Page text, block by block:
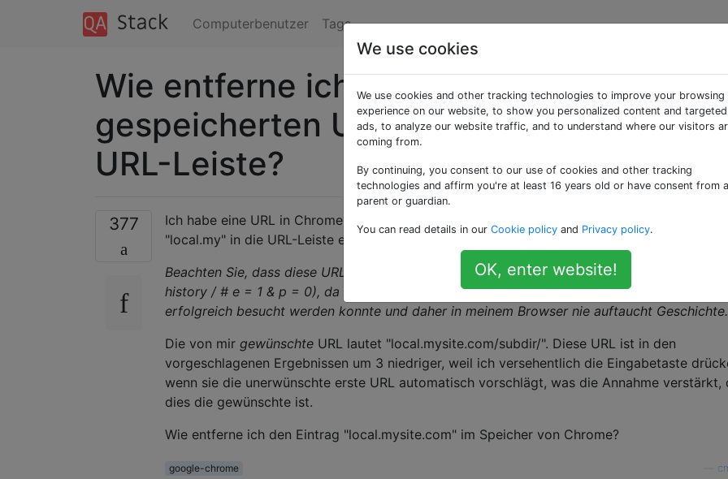
Computerbenutzer Tags
Wie entferne ich einen Eintrag aus den
gespeicherten URLs von Chrome aus
URL-Leiste?
377
Ich habe eine URL in Chrome "local.mysite.com", die automatisch ausgefüllt wird, wenn ich
"local.my" in die URL-Leiste eingebe.
Beachten Sie, dass diese URL NICHT in meinem Browserverlauf vorhanden ist (bei
history / # e = 1 & p = 0), da es sich nicht um eine echte Website handelt und daher nie
erfolgreich besucht werden konnte und daher in meinem Browser nie auftaucht Geschichte.
Die von mir gewünschte URL lautet "local.mysite.com/subdir/". Diese URL ist in den
vorgeschlagenen Ergebnissen um 3 niedriger, weil ich versehentlich die Eingabetaste
wenn sie die unerwünschte erste URL automatisch vorschlägt, was die Annahme verstärkt,
dies die gewünschte ist.
Wie entferne ich den Eintrag "local.mysite.com" im Speicher von Chrome?
google-chrome
We use cookies
We use cookies and other tracking technologies to improve your browsing
experience on our website, to show you personalized content and targeted
ads, to analyze our website traffic, and to understand where our visitors
coming from.
By continuing, you consent to our use of cookies and other tracking
technologies and affirm you're at least 16 years old or have consent from a
parent or guardian.
You can read details in our Cookie policy and Privacy policy.
OK, enter website!